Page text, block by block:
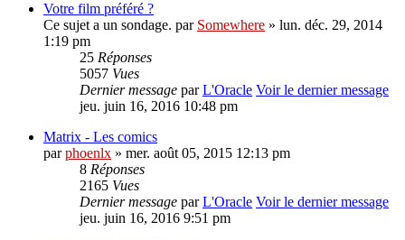
Votre film préféré ?
Ce sujet a un sondage. par Somewhere » lun. déc. 29, 2014
1:19 pm
25 Réponses
5057 Vues
Dernier message parL'Oracle Voir le dernier message
jeu. juin 16, 2016 10:48 pm
Matrix - Les comics
parphoenlx » mer. août 05, 2015 12:13 pm
8 Réponses
2165 Vues
Dernier message parL'Oracle Voir le dernier message
jeu. juin 16, 2016 9:51 pm